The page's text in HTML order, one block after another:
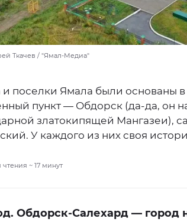
Ткачев / "Ямал-Медиа"
и поселки Ямала были основаны
пункт — Обдорск (да-да, он
златокипящей Мангазеи),
У каждого из них своя
~ 17 минут
Обдорск-Салехард — город